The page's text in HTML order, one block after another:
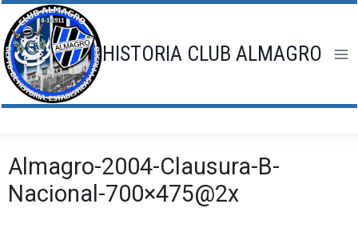
Saltar
al
contenido
HISTORIA CLUB ALMAGRO
Almagro-2004-Clausura-B-
Nacional-700×475@2x